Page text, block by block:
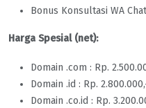
Bonus Konsultasi WA Chat
Harga Spesial (net):
Domain .com : Rp.
Domain .id : Rp.
Domain .co.id : Rp.